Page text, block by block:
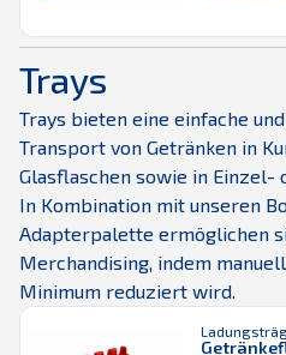
Entladen
jeder
Palette
Trays
Trays bieten eine einfache
Transport von Getränken in
Glasflaschen sowie in Einzel-
In Kombination mit unseren
Adapterpalette ermöglichen
Merchandising, indem
Minimum reduziert wird.